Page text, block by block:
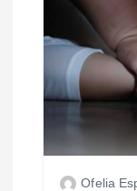
s
Ofelia